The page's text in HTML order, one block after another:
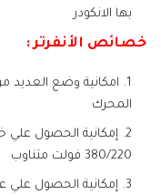
بها الانكودر
خصائص الأنفرتر :
امكانية وضع العديد
المحرك
380/220 فولت متناوب
إمكانية الحصول علي